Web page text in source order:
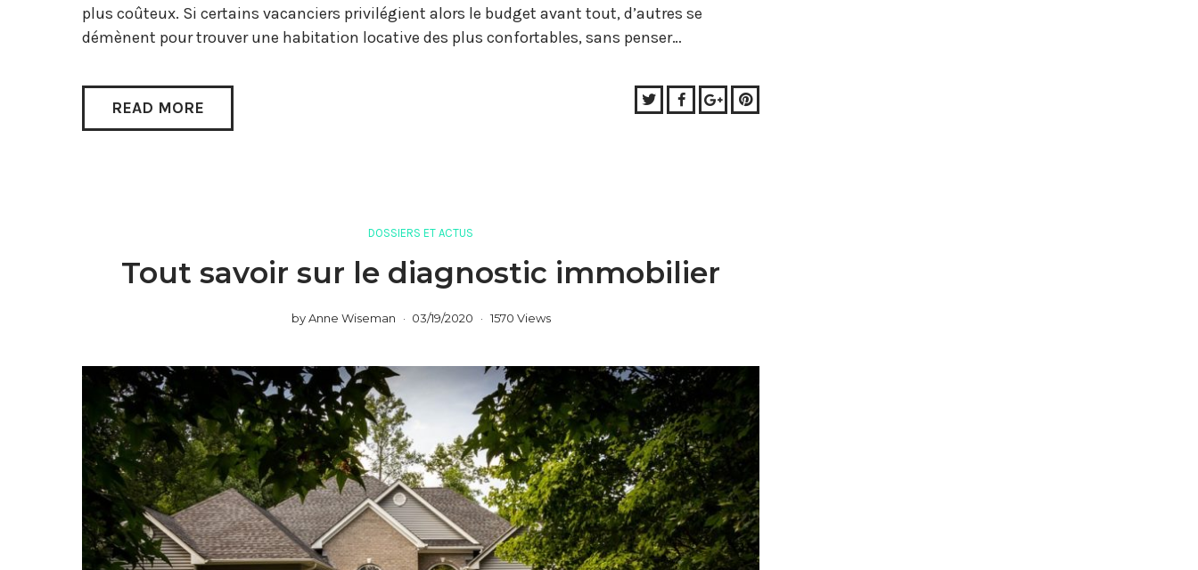
plus coûteux. Si certains vacanciers privilégient alors le budget avant tout, d’autres se
démènent pour trouver une habitation locative des plus confortables, sans penser…
READ MORE TwitterFacebook
Google+Pinterest
DOSSIERS ET ACTUS
Tout savoir sur le diagnostic immobilier
byAnne Wiseman 03/19/2020 1570 Views